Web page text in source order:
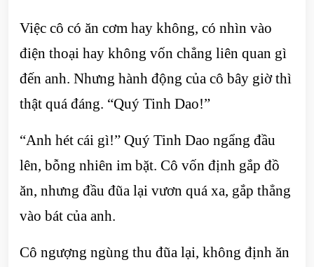
Việc cô có ăn cơm hay không, có nhìn vào
điện thoại hay không vốn chẳng liên quan gì
đến anh. Nhưng hành động của cô bây giờ thì
thật quá đáng. “Quý Tinh Dao!”
“Anh hét cái gì!” Quý Tinh Dao ngẩng đầu
lên, bỗng nhiên im bặt. Cô vốn định gắp đồ
ăn, nhưng đầu đũa lại vươn quá xa, gắp thẳng
vào bát của anh.
Cô ngượng ngùng thu đũa lại, không định ăn